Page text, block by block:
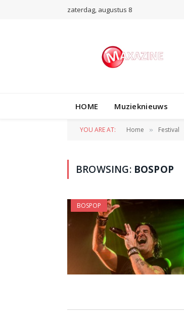
zaterdag, augustus 8
HOME Muzieknieuws
YOU ARE AT: Home » Festival
BROWSING: BOSPOP
BOSPOP